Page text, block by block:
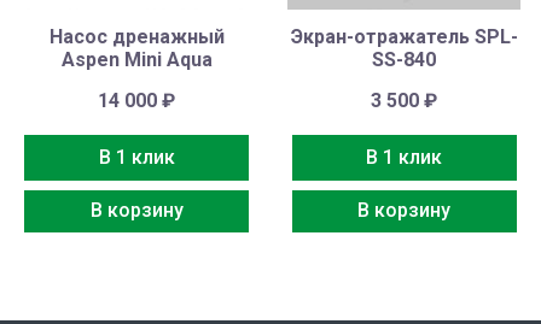
Насос дренажный
Aspen Mini Aqua
14 000₽
В 1 клик
В корзину
Экран-отражатель SPL-
SS-840
3 500₽
В 1 клик
В корзину